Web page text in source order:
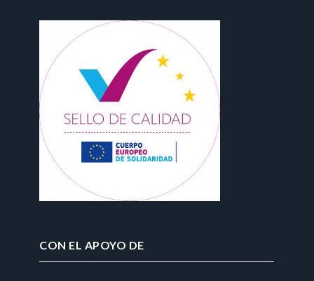
CON EL APOYO DE